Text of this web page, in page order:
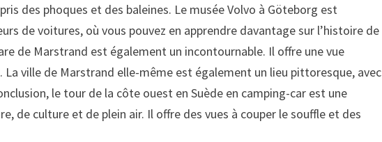
des phoques et des baleines. Le musée Volvo à Göteborg est
de voitures, où vous pouvez en apprendre davantage sur l’histoire de
de Marstrand est également un incontournable. Il offre une vue
ville de Marstrand elle-même est également un lieu pittoresque, avec
le tour de la côte ouest en Suède en camping-car est une
de culture et de plein air. Il offre des vues à couper le souffle et des